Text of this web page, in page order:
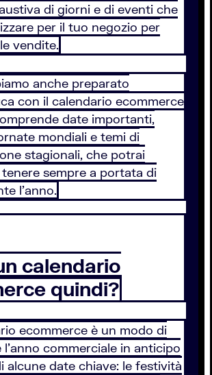
di giorni e di eventi che
per il tuo negozio per
vendite.
anche preparato
con il calendario ecommerce
date importanti,
mondiali e temi di
stagionali, che potrai
sempre a portata di
l'anno.
calendario
quindi?
ecommerce è un modo di
l'anno commerciale in anticipo
alcune date chiave: le festività